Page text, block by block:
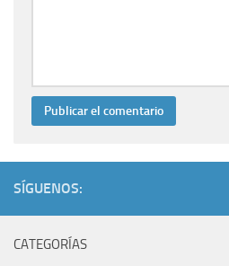
SÍGUENOS:
CATEGORÍAS